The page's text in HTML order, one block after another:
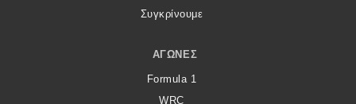
Συγκρίνουμε
ΑΓΏΝΕΣ
Formula 1
WRC